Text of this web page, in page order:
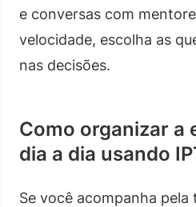
e conversas com
velocidade, escolha as
nas decisões.
Como organizar a
dia a dia usando
Se você acompanha pela